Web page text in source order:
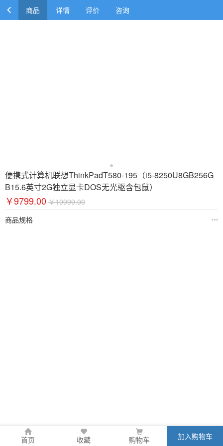
商品 详情 评价 咨询
便携式计算机联想ThinkPadT580-195（i5-8250U8GB256G
B15.6英寸2G独立显卡DOS无光驱含包鼠）
￥9799.00 ￥10999.00
商品规格
首页 收藏 购物车 加入购物车